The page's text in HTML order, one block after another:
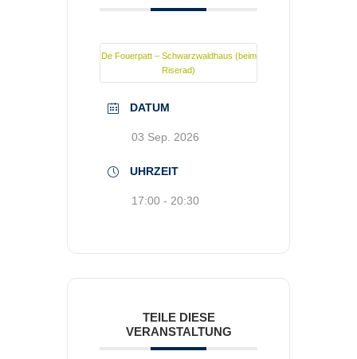
De Fouerpatt – Schwarzwaldhaus (beim
Riserad)
DATUM
03 Sep. 2026
UHRZEIT
17:00 - 20:30
TEILE DIESE
VERANSTALTUNG